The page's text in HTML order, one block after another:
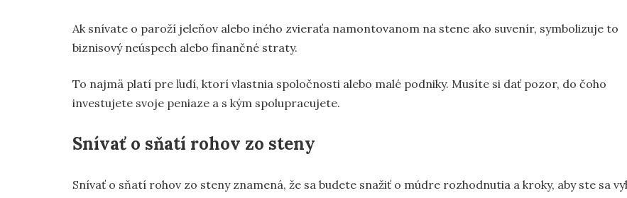
Ak snívate o paroží jeleňov alebo iného zvieraťa namontovanom na stene ako suvenír, symbolizuje to
biznisový neúspech alebo finančné straty.
To najmä platí pre ľudí, ktorí vlastnia spoločnosti alebo malé podniky. Musíte si dať pozor, do čoho
investujete svoje peniaze a s kým spolupracujete.
Snívať o sňatí rohov zo steny
Snívať o sňatí rohov zo steny znamená, že sa budete snažiť o múdre rozhodnutia a kroky, aby ste sa